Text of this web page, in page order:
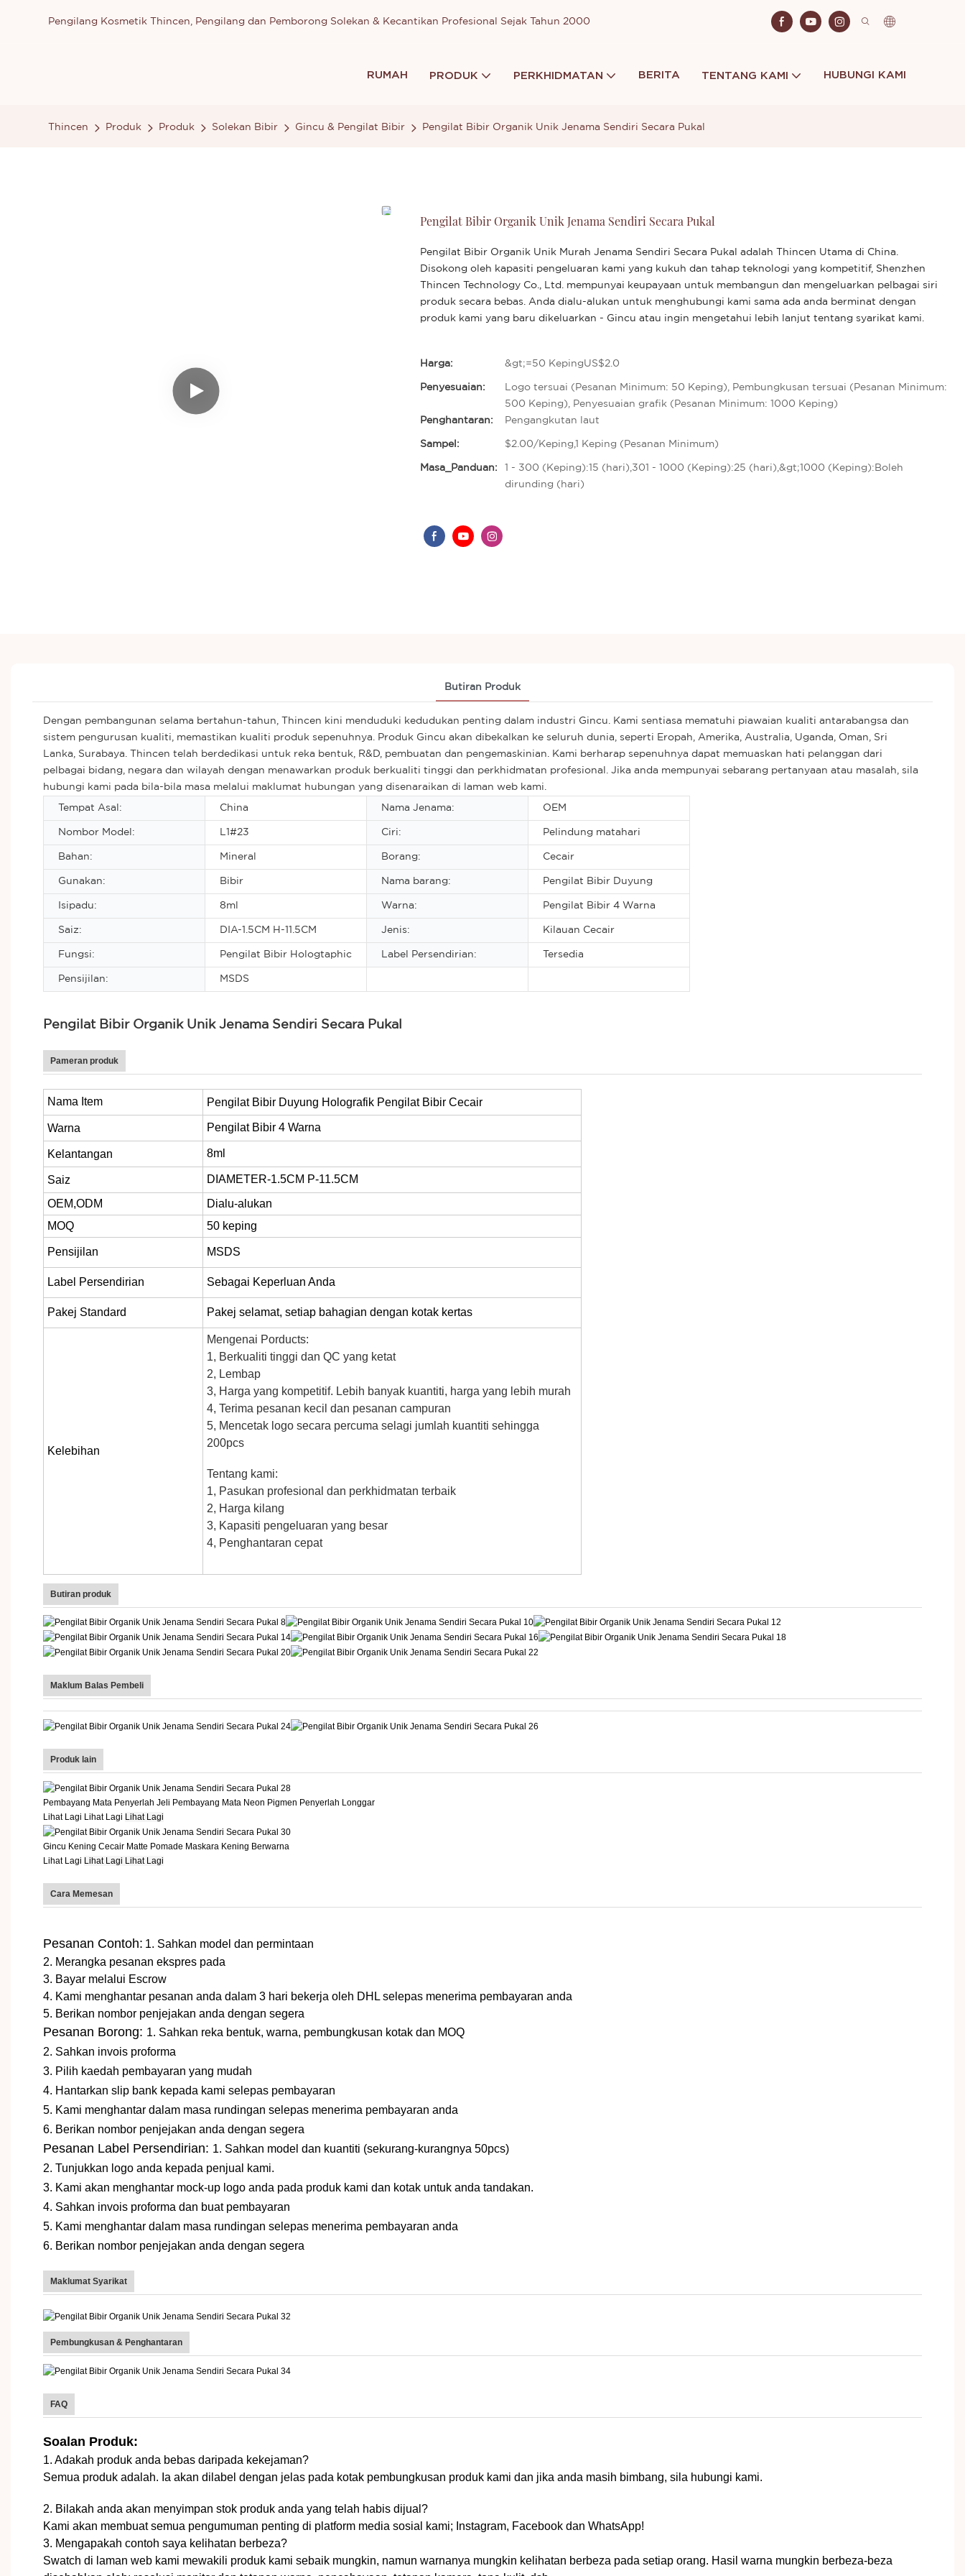
Pengilang Kosmetik Thincen, Pengilang dan Pemborong Solekan & Kecantikan Profesional Sejak Tahun 2000
RUMAH PRODUK PERKHIDMATAN BERITA TENTANG KAMI HUBUNGI KAMI
Thincen Produk Produk Solekan Bibir Gincu & Pengilat Bibir Pengilat Bibir Organik Unik Jenama Sendiri Secara Pukal
Pengilat Bibir Organik Unik Jenama Sendiri Secara Pukal
Pengilat Bibir Organik Unik Murah Jenama Sendiri Secara Pukal adalah Thincen Utama di China.
Disokong oleh kapasiti pengeluaran kami yang kukuh dan tahap teknologi yang kompetitif, Shenzhen
Thincen Technology Co., Ltd. mempunyai keupayaan untuk membangun dan mengeluarkan pelbagai siri
produk secara bebas. Anda dialu-alukan untuk menghubungi kami sama ada anda berminat dengan
produk kami yang baru dikeluarkan - Gincu atau ingin mengetahui lebih lanjut tentang syarikat kami.
Harga: &gt;=50 KepingUS$2.0
Penyesuaian:
Logo tersuai (Pesanan Minimum: 50 Keping), Pembungkusan tersuai (Pesanan Minimum:
500 Keping), Penyesuaian grafik (Pesanan Minimum: 1000 Keping)
Penghantaran:
Pengangkutan laut
Sampel: $2.00/Keping,1 Keping (Pesanan Minimum)
Masa_Panduan:
1 - 300 (Keping):15 (hari),301 - 1000 (Keping):25 (hari),&gt;1000 (Keping):Boleh
dirunding (hari)
Butiran Produk
Dengan pembangunan selama bertahun-tahun, Thincen kini menduduki kedudukan penting dalam industri Gincu. Kami sentiasa mematuhi piawaian kualiti antarabangsa dan
sistem pengurusan kualiti, memastikan kualiti produk sepenuhnya. Produk Gincu akan dibekalkan ke seluruh dunia, seperti Eropah, Amerika, Australia, Uganda, Oman, Sri
Lanka, Surabaya. Thincen telah berdedikasi untuk reka bentuk, R&D, pembuatan dan pengemaskinian. Kami berharap sepenuhnya dapat memuaskan hati pelanggan dari
pelbagai bidang, negara dan wilayah dengan menawarkan produk berkualiti tinggi dan perkhidmatan profesional. Jika anda mempunyai sebarang pertanyaan atau masalah, sila
hubungi kami pada bila-bila masa melalui maklumat hubungan yang disenaraikan di laman web kami.
Tempat Asal: China Nama Jenama: OEM
Nombor Model: L1#23 Ciri: Pelindung matahari
Bahan: Mineral Borang: Cecair
Gunakan: Bibir Nama barang: Pengilat Bibir Duyung
Isipadu: 8ml Warna: Pengilat Bibir 4 Warna
Saiz: DIA-1.5CM H-11.5CM Jenis: Kilauan Cecair
Fungsi: Pengilat Bibir Hologtaphic Label Persendirian: Tersedia
Pensijilan: MSDS
Pengilat Bibir Organik Unik Jenama Sendiri Secara Pukal
Pameran produk
Nama Item Pengilat Bibir Duyung Holografik Pengilat Bibir Cecair
Warna Pengilat Bibir 4 Warna
Kelantangan 8ml
Saiz
DIAMETER-1.5CM P-11.5CM
OEM,ODM
Dialu-alukan
MOQ
50 keping
Pensijilan MSDS
Label Persendirian Sebagai Keperluan Anda
Pakej Standard Pakej selamat, setiap bahagian dengan kotak kertas
Kelebihan
Mengenai Porducts:
1, Berkualiti tinggi dan QC yang ketat
2, Lembap
3, Harga yang kompetitif. Lebih banyak kuantiti, harga yang lebih murah
4, Terima pesanan kecil dan pesanan campuran
5, Mencetak logo secara percuma selagi jumlah kuantiti sehingga
200pcs
Tentang kami:
1, Pasukan profesional dan perkhidmatan terbaik
2, Harga kilang
3, Kapasiti pengeluaran yang besar
4, Penghantaran cepat
Butiran produk
Maklum Balas Pembeli
Produk lain
Pembayang Mata Penyerlah Jeli Pembayang Mata Neon Pigmen Penyerlah Longgar
Lihat Lagi Lihat Lagi Lihat Lagi
Gincu Kening Cecair Matte Pomade Maskara Kening Berwarna
Lihat Lagi Lihat Lagi Lihat Lagi
Cara Memesan
Pesanan Contoh: 1. Sahkan model dan permintaan
2. Merangka pesanan ekspres pada
3. Bayar melalui Escrow
4. Kami menghantar pesanan anda dalam 3 hari bekerja oleh DHL selepas menerima pembayaran anda
5. Berikan nombor penjejakan anda dengan segera
Pesanan Borong: 1. Sahkan reka bentuk, warna, pembungkusan kotak dan MOQ
2. Sahkan invois proforma
3. Pilih kaedah pembayaran yang mudah
4. Hantarkan slip bank kepada kami selepas pembayaran
5. Kami menghantar dalam masa rundingan selepas menerima pembayaran anda
6. Berikan nombor penjejakan anda dengan segera
Pesanan Label Persendirian: 1. Sahkan model dan kuantiti (sekurang-kurangnya 50pcs)
2. Tunjukkan logo anda kepada penjual kami.
3. Kami akan menghantar mock-up logo anda pada produk kami dan kotak untuk anda tandakan.
4. Sahkan invois proforma dan buat pembayaran
5. Kami menghantar dalam masa rundingan selepas menerima pembayaran anda
6. Berikan nombor penjejakan anda dengan segera
Maklumat Syarikat
Pembungkusan & Penghantaran
FAQ
Soalan Produk:
1. Adakah produk anda bebas daripada kekejaman?
Semua produk adalah. Ia akan dilabel dengan jelas pada kotak pembungkusan produk kami dan jika anda masih bimbang, sila hubungi kami.
2. Bilakah anda akan menyimpan stok produk anda yang telah habis dijual?
Kami akan membuat semua pengumuman penting di platform media sosial kami; Instagram, Facebook dan WhatsApp!
3. Mengapakah contoh saya kelihatan berbeza?
Swatch di laman web kami mewakili produk kami sebaik mungkin, namun warnanya mungkin kelihatan berbeza pada setiap orang. Hasil warna mungkin berbeza-beza